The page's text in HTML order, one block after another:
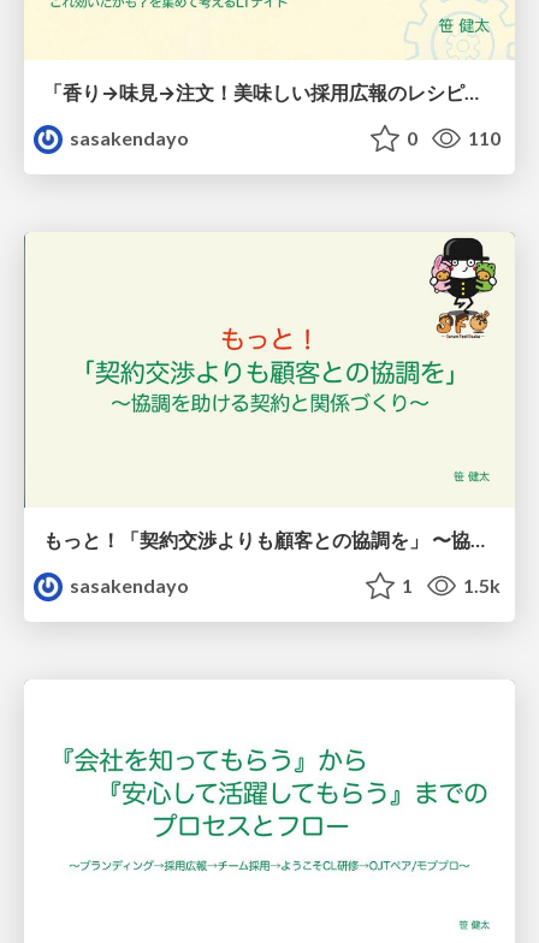
「香り→味見→注文！美味しい採用広報のレシピ紹介」
sasakendayo
0 110
もっと！「契約交渉よりも顧客との協調を」 〜協調を助ける契約と関係づくり〜
sasakendayo
1 1.5k